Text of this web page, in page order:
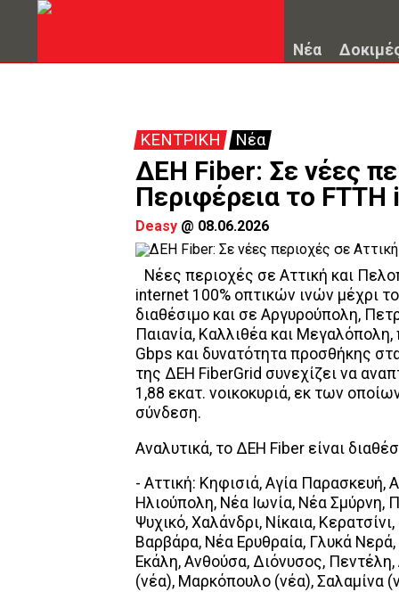
Νέα
ΚΕΝΤΡΙΚΗ Νέα
ΔΕΗ Fiber: Σε νέες
Περιφέρεια το FTTH
Deasy @ 08.06.2026
Νέες περιοχές σε Αττική και
internet 100% οπτικών ινών μέχρι
διαθέσιμο και σε Αργυρούπολη,
Παιανία, Καλλιθέα και
Gbps και δυνατότητα προσθήκης
της ΔΕΗ FiberGrid συνεχίζει να
1,88 εκατ. νοικοκυριά, εκ των
σύνδεση.
Αναλυτικά, το ΔΕΗ Fiber είναι
- Αττική: Κηφισιά, Αγία Παρασκευή,
Ηλιούπολη, Νέα Ιωνία, Νέα Σμύρνη,
Ψυχικό, Χαλάνδρι, Νίκαια,
Βαρβάρα, Νέα Ερυθραία, Γλυκά
Εκάλη, Ανθούσα, Διόνυσος,
(νέα), Μαρκόπουλο (νέα), Σαλαμίνα